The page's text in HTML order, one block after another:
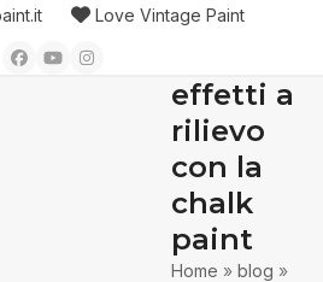
Love Vintage Paint
Facebook
YouTubeInstagram
effetti a
rilievo
con la
chalk
paint
Home »blog »